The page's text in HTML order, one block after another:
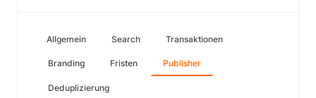
Allgemein Search Transaktionen
Branding Fristen Publisher
Deduplizierung